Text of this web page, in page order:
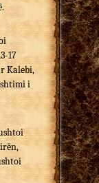
17
Kalebi,
i